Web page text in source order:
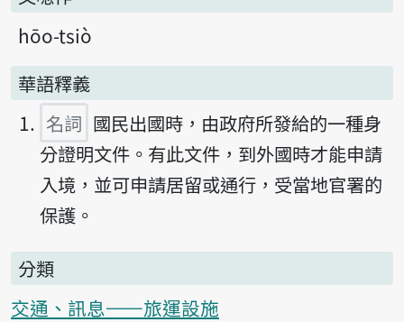
hōo-tsiò
華語釋義
名詞 國民出國時，由政府所發給的一種身
分證明文件。有此文件，到外國時才能申請
入境，並可申請居留或通行，受當地官署的
保護。
分類
交通、訊息——旅運設施